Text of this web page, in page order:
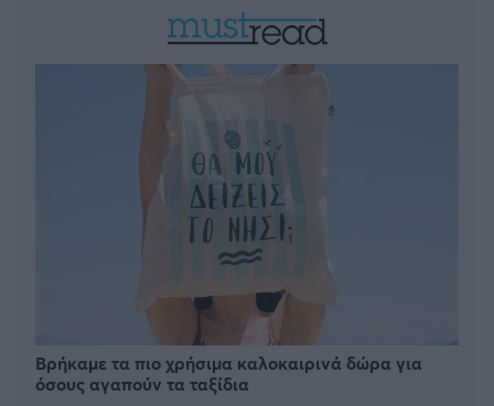
Βρήκαμε τα πιο χρήσιμα καλοκαιρινά δώρα για
όσους αγαπούν τα ταξίδια